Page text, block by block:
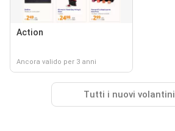
Action
Ancora valido per 3 anni
Tutti i nuovi volantini